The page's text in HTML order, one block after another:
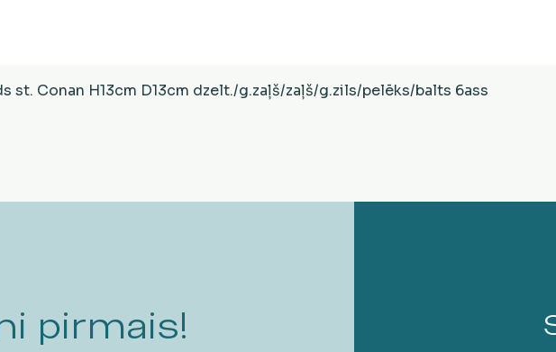
Ātrais skats
st. Conan H13cm D13cm dzelt./g.zaļš/zaļš/g.zils/pelēks/balts 6ass
pirmais!